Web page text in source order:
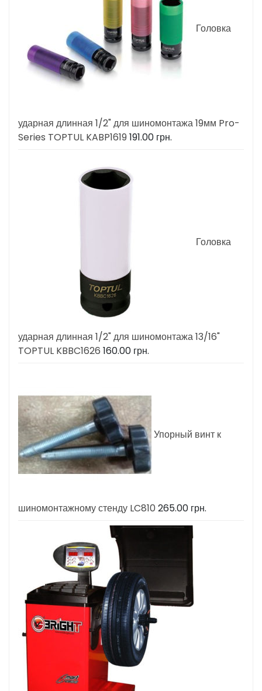
Головка
ударная длинная 1/2" для шиномонтажа 19мм Pro-
Series TOPTUL KABP1619 191.00 грн.
Головка
ударная длинная 1/2" для шиномонтажа 13/16"
TOPTUL KBBC1626 160.00 грн.
Упорный винт к
шиномонтажному стенду LC810 265.00 грн.